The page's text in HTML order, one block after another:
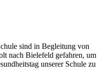
sind in Begleitung von
nach Bielefeld gefahren, um
unserer Schule zu